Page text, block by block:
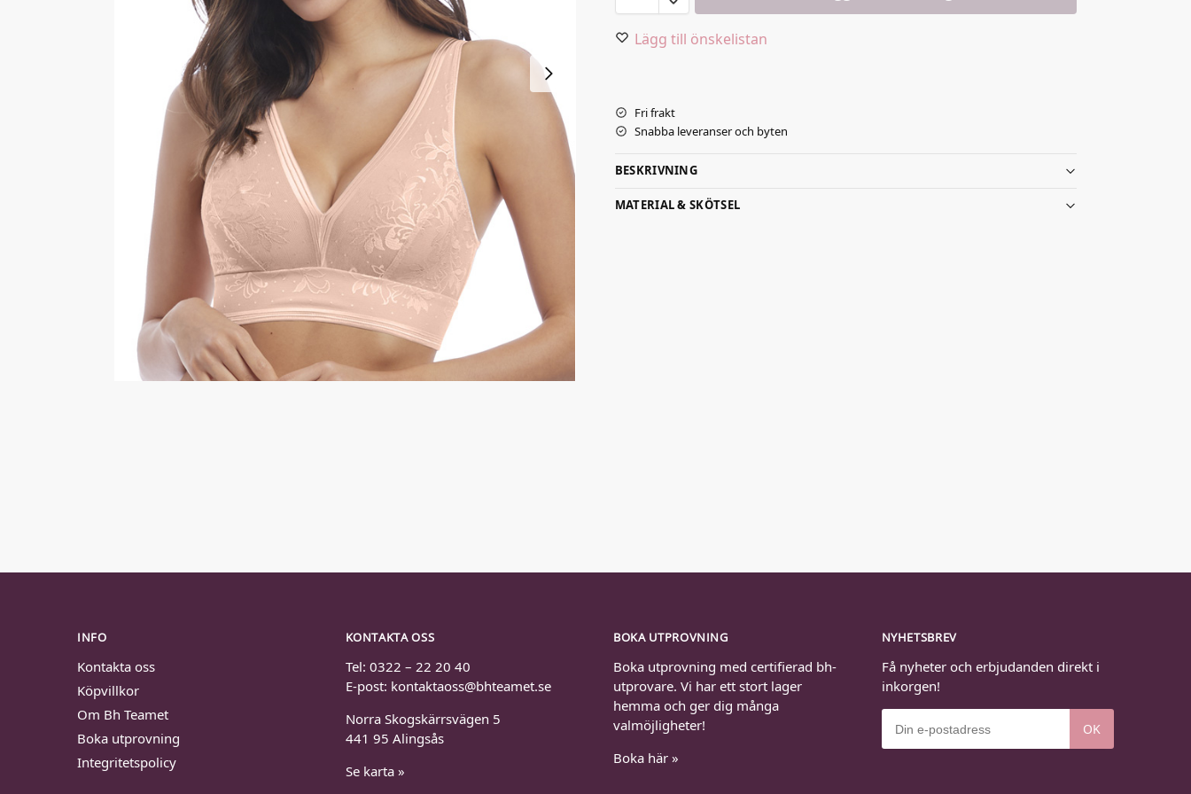
Lägg till önskelistan
Fri frakt
Snabba leveranser och byten
BESKRIVNING
MATERIAL & SKÖTSEL
INFO
Kontakta oss
Köpvillkor
Om Bh Teamet
Boka utprovning
Integritetspolicy
KONTAKTA OSS
Tel: 0322 – 22 20 40
E-post: kontaktaoss@bhteamet.se
Norra Skogskärrsvägen 5
441 95 Alingsås
Se karta »
BOKA UTPROVNING
Boka utprovning med certifierad bh-
utprovare. Vi har ett stort lager
hemma och ger dig många
valmöjligheter!
Boka här »
NYHETSBREV
Få nyheter och erbjudanden direkt i
inkorgen!